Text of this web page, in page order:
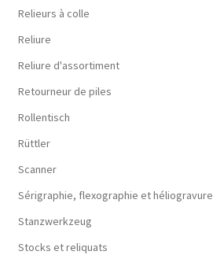
Relieurs à colle
Reliure
Reliure d'assortiment
Retourneur de piles
Rollentisch
Rüttler
Scanner
Sérigraphie, flexographie et héliogravure
Stanzwerkzeug
Stocks et reliquats